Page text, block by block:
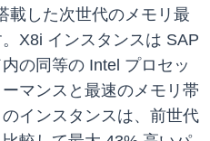
載した次世代のメモリ最
X8i インスタンスは SAP
の同等の Intel プロセッ
マンスと最速のメモリ帯
インスタンスは、前世代